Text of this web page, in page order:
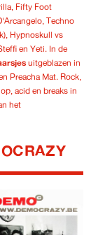
Fifty Foot
Techno
Hypnoskull vs
en Yeti. In de
uitgeblazen in
Preacha Mat. Rock,
acid en breaks in
het